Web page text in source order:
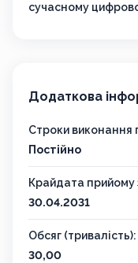
сучасному
Додаткова
Строки виконання
Постійно
Крайдата прийому
30.04.2031
Обсяг (тривалість):
30,00